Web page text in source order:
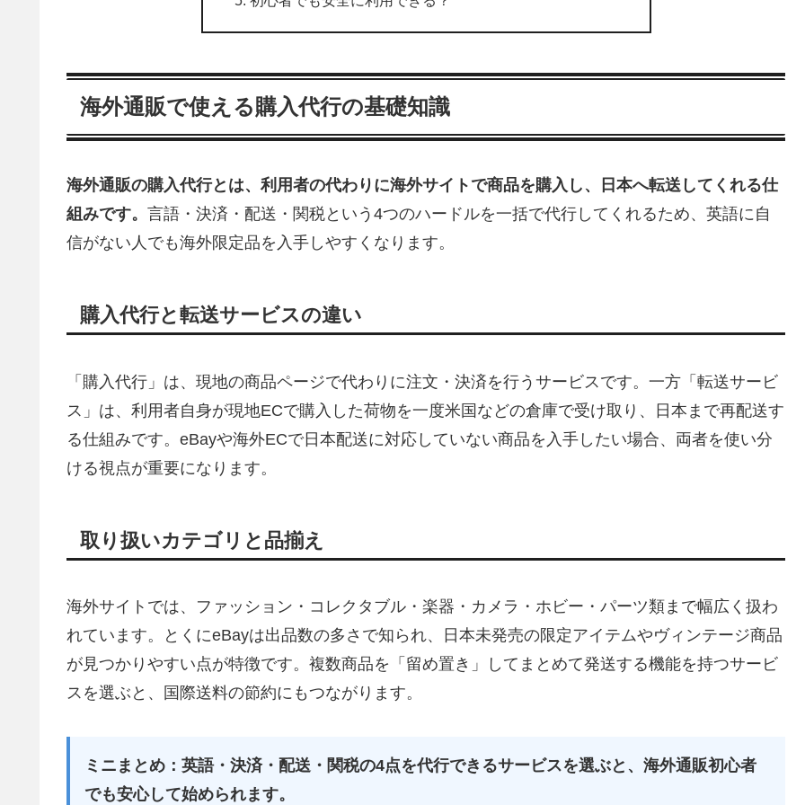
海外通販で使える購入代行の基礎知識
海外通販の購入代行とは、利用者の代わりに海外サイトで商品を購入し、日本へ転送してくれる仕
組みです。 言語・決済・配送・関税という4つのハードルを一括で代行してくれるため、英語に自
信がない人でも海外限定品を入手しやすくなります。
購入代行と転送サービスの違い
「購入代行」は、現地の商品ページで代わりに注文・決済を行うサービスです。一方「転送サービ
ス」は、利用者自身が現地ECで購入した荷物を一度米国などの倉庫で受け取り、日本まで再配送す
る仕組みです。eBayや海外ECで日本配送に対応していない商品を入手したい場合、両者を使い分
ける視点が重要になります。
取り扱いカテゴリと品揃え
海外サイトでは、ファッション・コレクタブル・楽器・カメラ・ホビー・パーツ類まで幅広く扱わ
れています。とくにeBayは出品数の多さで知られ、日本未発売の限定アイテムやヴィンテージ商品
が見つかりやすい点が特徴です。複数商品を「留め置き」してまとめて発送する機能を持つサービ
スを選ぶと、国際送料の節約にもつながります。
ミニまとめ：英語・決済・配送・関税の4点を代行できるサービスを選ぶと、海外通販初心者
でも安心して始められます。